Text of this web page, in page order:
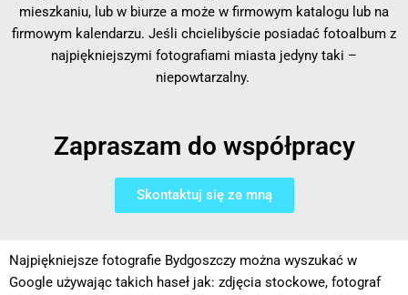
mieszkaniu, lub w biurze a może w firmowym katalogu lub na
firmowym kalendarzu. Jeśli chcielibyście posiadać fotoalbum z
najpiękniejszymi fotografiami miasta jedyny taki –
niepowtarzalny.
Zapraszam do współpracy
Skontaktuj się ze mną
Najpiękniejsze fotografie Bydgoszczy można wyszukać w
Google używając takich haseł jak: zdjęcia stockowe, fotograf